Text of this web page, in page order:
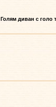
Голям диван с голо